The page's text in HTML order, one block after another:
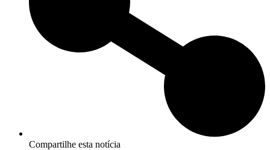
Compartilhe esta notícia